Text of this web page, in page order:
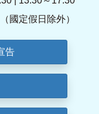
國定假日除外）
告